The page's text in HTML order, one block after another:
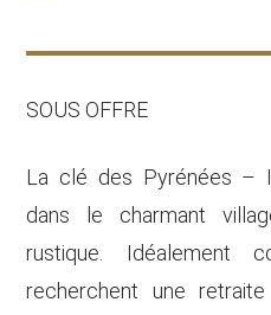
SOUS OFFRE
La clé des Pyrénées –
dans le charmant
rustique. Idéalement
recherchent une